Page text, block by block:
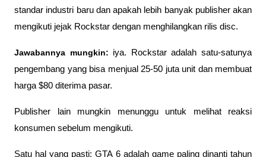
standar industri baru dan apakah lebih banyak publisher akan
mengikuti jejak Rockstar dengan menghilangkan rilis disc.
Jawabannya mungkin: iya. Rockstar adalah satu-satunya
pengembang yang bisa menjual 25-50 juta unit dan membuat
harga $80 diterima pasar.
Publisher lain mungkin menunggu untuk melihat reaksi
konsumen sebelum mengikuti.
Satu hal yang pasti: GTA 6 adalah game paling dinanti tahun